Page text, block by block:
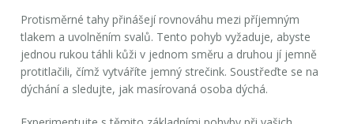
Protisměrné tahy přinášejí rovnováhu mezi příjemným
tlakem a uvolněním svalů. Tento pohyb vyžaduje, abyste
jednou rukou táhli kůži v jednom směru a druhou jí jemně
protitlačili, čímž vytváříte jemný strečink. Soustřeďte se na
dýchání a sledujte, jak masírovaná osoba dýchá.